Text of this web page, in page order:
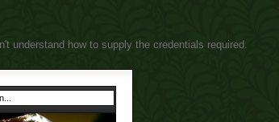
understand how to supply the credentials required.